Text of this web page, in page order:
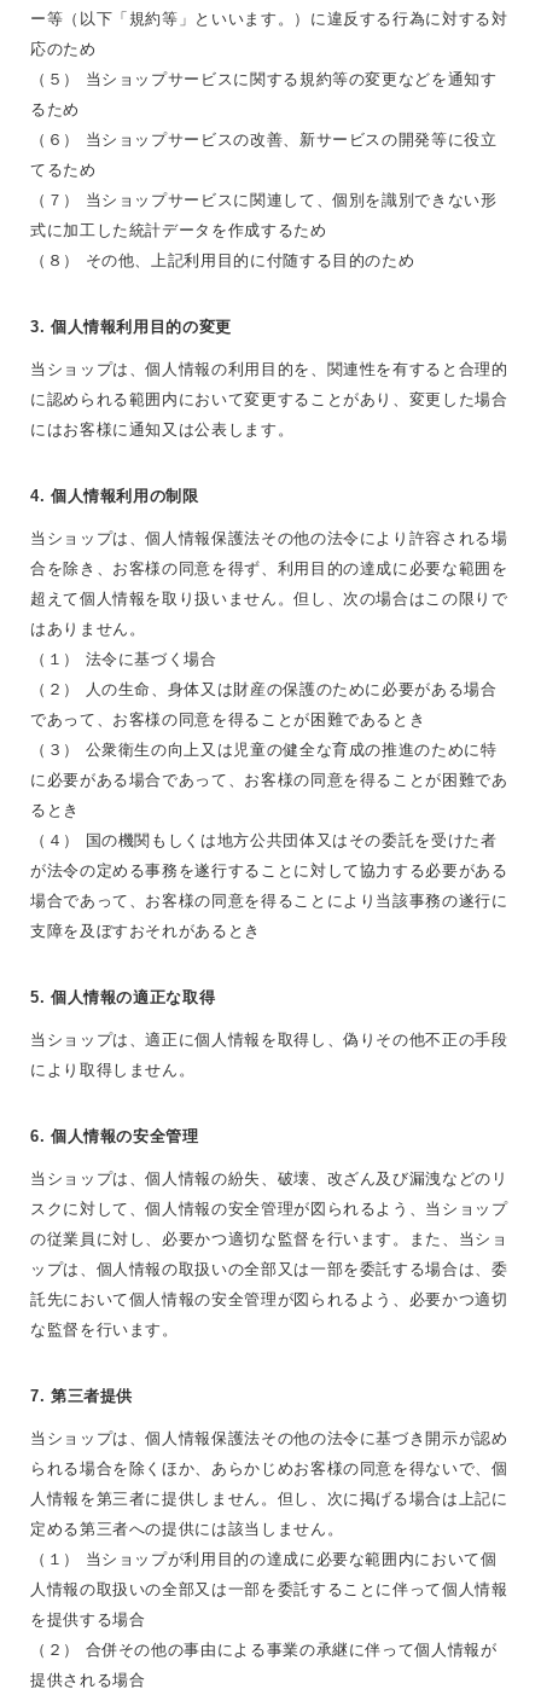
ー等（以下「規約等」といいます。）に違反する行為に対する対
応のため
（５） 当ショップサービスに関する規約等の変更などを通知す
るため
（６） 当ショップサービスの改善、新サービスの開発等に役立
てるため
（７） 当ショップサービスに関連して、個別を識別できない形
式に加工した統計データを作成するため
（８） その他、上記利用目的に付随する目的のため
3. 個人情報利用目的の変更
当ショップは、個人情報の利用目的を、関連性を有すると合理的
に認められる範囲内において変更することがあり、変更した場合
にはお客様に通知又は公表します。
4. 個人情報利用の制限
当ショップは、個人情報保護法その他の法令により許容される場
合を除き、お客様の同意を得ず、利用目的の達成に必要な範囲を
超えて個人情報を取り扱いません。但し、次の場合はこの限りで
はありません。
（１） 法令に基づく場合
（２） 人の生命、身体又は財産の保護のために必要がある場合
であって、お客様の同意を得ることが困難であるとき
（３） 公衆衛生の向上又は児童の健全な育成の推進のために特
に必要がある場合であって、お客様の同意を得ることが困難であ
るとき
（４） 国の機関もしくは地方公共団体又はその委託を受けた者
が法令の定める事務を遂行することに対して協力する必要がある
場合であって、お客様の同意を得ることにより当該事務の遂行に
支障を及ぼすおそれがあるとき
5. 個人情報の適正な取得
当ショップは、適正に個人情報を取得し、偽りその他不正の手段
により取得しません。
6. 個人情報の安全管理
当ショップは、個人情報の紛失、破壊、改ざん及び漏洩などのリ
スクに対して、個人情報の安全管理が図られるよう、当ショップ
の従業員に対し、必要かつ適切な監督を行います。また、当ショ
ップは、個人情報の取扱いの全部又は一部を委託する場合は、委
託先において個人情報の安全管理が図られるよう、必要かつ適切
な監督を行います。
7. 第三者提供
当ショップは、個人情報保護法その他の法令に基づき開示が認め
られる場合を除くほか、あらかじめお客様の同意を得ないで、個
人情報を第三者に提供しません。但し、次に掲げる場合は上記に
定める第三者への提供には該当しません。
（１） 当ショップが利用目的の達成に必要な範囲内において個
人情報の取扱いの全部又は一部を委託することに伴って個人情報
を提供する場合
（２） 合併その他の事由による事業の承継に伴って個人情報が
提供される場合